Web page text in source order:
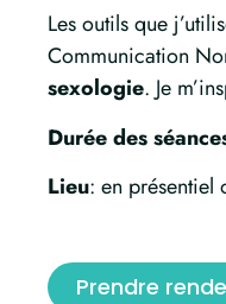
Les outils que
Communication
sexologie. Je
Durée des
Lieu: en présentiel
Prendre